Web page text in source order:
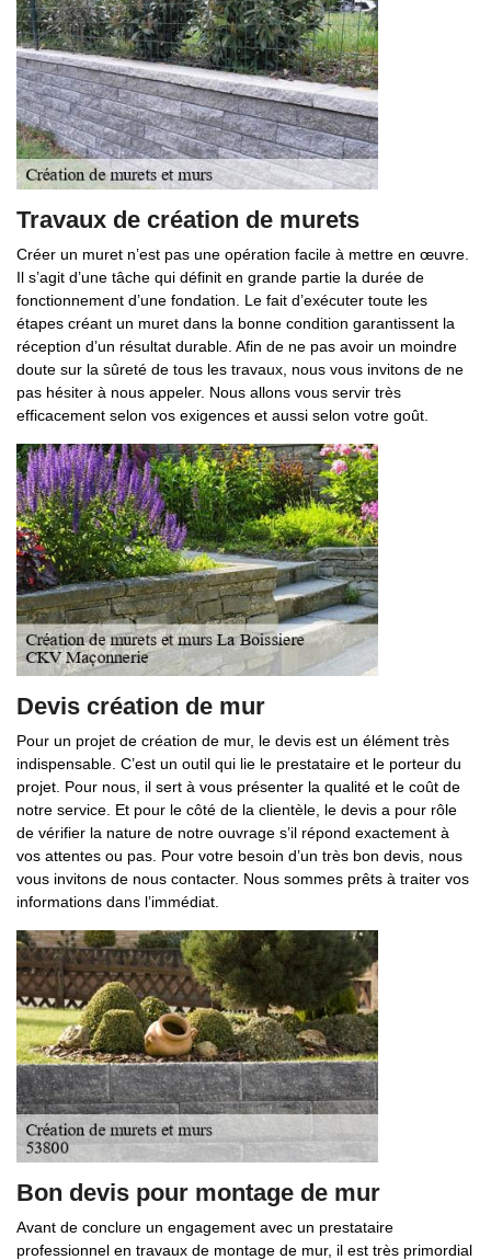
Travaux de création de murets
Créer un muret n’est pas une opération facile à mettre en œuvre.
Il s’agit d’une tâche qui définit en grande partie la durée de
fonctionnement d’une fondation. Le fait d’exécuter toute les
étapes créant un muret dans la bonne condition garantissent la
réception d’un résultat durable. Afin de ne pas avoir un moindre
doute sur la sûreté de tous les travaux, nous vous invitons de ne
pas hésiter à nous appeler. Nous allons vous servir très
efficacement selon vos exigences et aussi selon votre goût.
Devis création de mur
Pour un projet de création de mur, le devis est un élément très
indispensable. C’est un outil qui lie le prestataire et le porteur du
projet. Pour nous, il sert à vous présenter la qualité et le coût de
notre service. Et pour le côté de la clientèle, le devis a pour rôle
de vérifier la nature de notre ouvrage s’il répond exactement à
vos attentes ou pas. Pour votre besoin d’un très bon devis, nous
vous invitons de nous contacter. Nous sommes prêts à traiter vos
informations dans l’immédiat.
Bon devis pour montage de mur
Avant de conclure un engagement avec un prestataire
professionnel en travaux de montage de mur, il est très primordial